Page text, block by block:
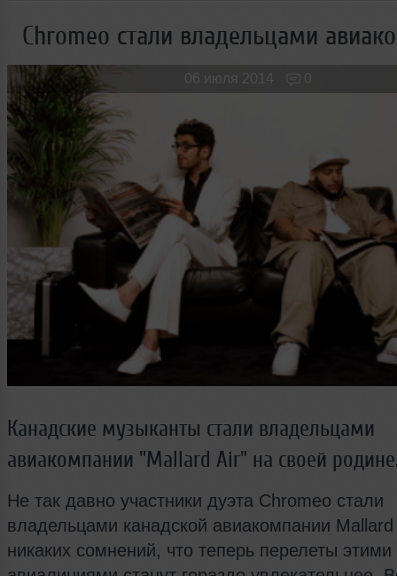
Новые лица Мужчина & Женщина
Chromeo стали владельцами
06 июля 2014 0
Канадские музыканты стали владельцами
авиакомпании "Mallard Air" на своей
Не так давно участники дуэта Chromeo стали
владельцами канадской авиакомпании
никаких сомнений, что теперь перелеты этими